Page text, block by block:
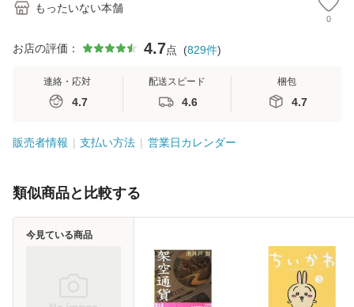
もったいない本舗
0
お店の評価： 4.7点 (829件)
連絡・応対
4.7
配送スピード
4.6
梱包
4.7
販売者情報 支払い方法 営業日カレンダー
類似商品と比較する
今見ている商品